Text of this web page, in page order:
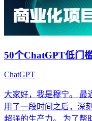
50个ChatGPT低门
ChatGPT
大家好，我是穆宁。 最
用了一段时间之后，深
超强的生产力。 为了帮